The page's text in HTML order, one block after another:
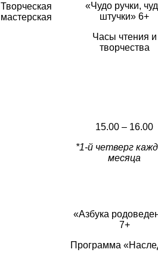
Творческая
мастерская
«Чудо ручки,
штучки» 6+
Часы чтения и
творчества
15.00 – 16.00
*1-й четверг
месяца
«Азбука
7+
Программа